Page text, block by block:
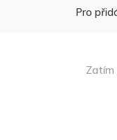
Pro
Zatím